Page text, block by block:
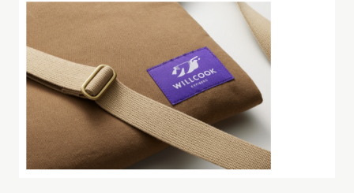
MEDIA
FEATURE